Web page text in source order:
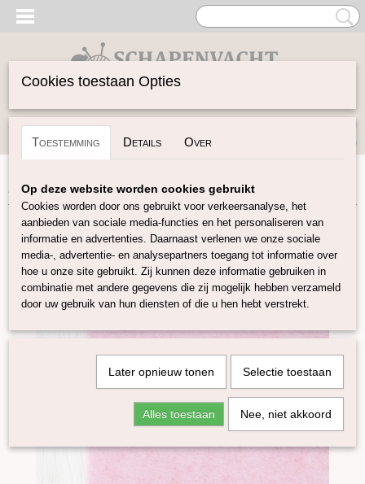
Inloggen Registreren
(0)
Home>Vilten>Vilt 30x30>Vilt 30x30 Cyclamen
Cookies toestaan Opties
Toestemming Details Over
Op deze website worden cookies gebruikt
Cookies worden door ons gebruikt voor verkeersanalyse, het
aanbieden van sociale media-functies en het personaliseren van
informatie en advertenties. Daarnaast verlenen we onze sociale
media-, advertentie- en analysepartners toegang tot informatie over
hoe u onze site gebruikt. Zij kunnen deze informatie gebruiken in
combinatie met andere gegevens die zij mogelijk hebben verzameld
door uw gebruik van hun diensten of die u hen hebt verstrekt.
Later opnieuw tonen Selectie toestaan
Alles toestaan Nee, niet akkoord